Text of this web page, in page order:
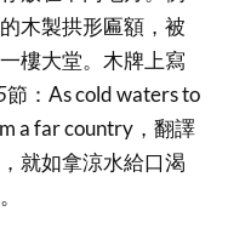
木製拱形匾額，被
樓大堂。木牌上寫
節：As cold waters to
a far country，翻譯
就如拿涼水給口渴